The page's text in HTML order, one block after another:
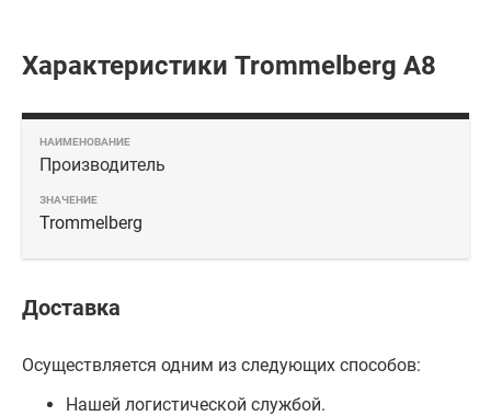
Характеристики Trommelberg A8
Производитель
Trommelberg
Доставка
Осуществляется одним из следующих способов:
Нашей логистической службой.